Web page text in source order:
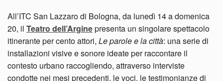
All’ITC San Lazzaro di Bologna, da lunedì 14 a domenica
20, il Teatro dell’Arginepresenta un singolare spettacolo
itinerante per cento attori, Le parole e la città: una serie di
installazioni visive e sonore ideate per raccontare il
contesto urbano raccogliendo, attraverso interviste
condotte nei mesi precedenti, le voci, le testimonianze di